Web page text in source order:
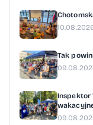
Tak
Inspektor